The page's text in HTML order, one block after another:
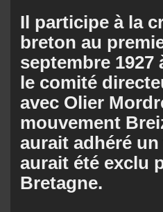
Il participe à la
breton au
septembre
le comité
avec Olier
mouvement
aurait adhéré
aurait été exclu
Bretagne.